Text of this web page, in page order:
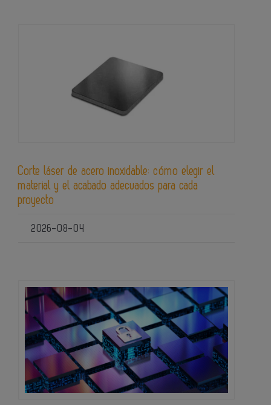
Corte láser de acero inoxidable: cómo elegir el
material y el acabado adecuados para cada
proyecto
2026-08-04